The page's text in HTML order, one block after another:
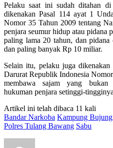
Pelaku saat ini sudah ditahan
dikenakan Pasal 114 ayat 1
Nomor 35 Tahun 2009 tentang
penjara seumur hidup atau pidana
paling lama 20 tahun, dan
dan paling banyak Rp 10 miliar.
Selain itu, pelaku juga
Darurat Republik Indonesia
membawa sajam yang bukan
hukuman penjara setinggi-
Artikel ini telah dibaca 11 kali
Bandar Narkoba Kampung
Polres Tulang Bawang Sabu